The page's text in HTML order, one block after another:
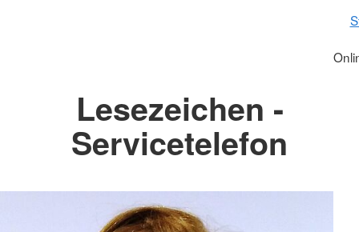
Lesezeichen -
Servicetelefon